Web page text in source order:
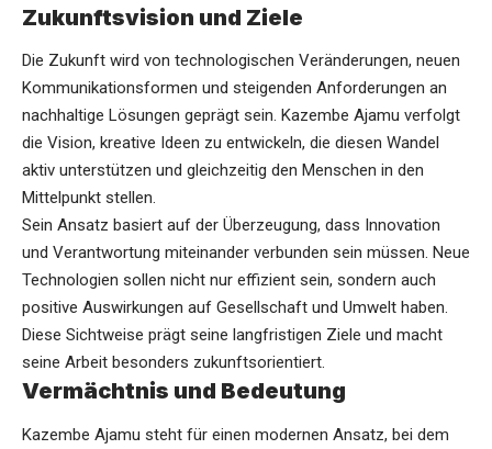
Zukunftsvision und Ziele
Die Zukunft wird von technologischen Veränderungen, neuen
Kommunikationsformen und steigenden Anforderungen an
nachhaltige Lösungen geprägt sein. Kazembe Ajamu verfolgt
die Vision, kreative Ideen zu entwickeln, die diesen Wandel
aktiv unterstützen und gleichzeitig den Menschen in den
Mittelpunkt stellen.
Sein Ansatz basiert auf der Überzeugung, dass Innovation
und Verantwortung miteinander verbunden sein müssen. Neue
Technologien sollen nicht nur effizient sein, sondern auch
positive Auswirkungen auf Gesellschaft und Umwelt haben.
Diese Sichtweise prägt seine langfristigen Ziele und macht
seine Arbeit besonders zukunftsorientiert.
Vermächtnis und Bedeutung
Kazembe Ajamu steht für einen modernen Ansatz, bei dem